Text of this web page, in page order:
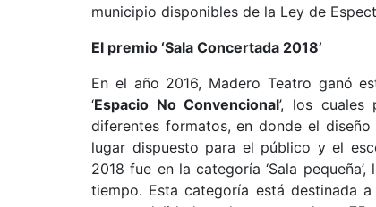
municipio disponibles de la Ley de
El premio ‘Sala Concertada 2018’
En el año 2016, Madero Teatro ganó
‘Espacio No Convencional’, los cuales
diferentes formatos, en donde el
lugar dispuesto para el público y el
2018 fue en la categoría ‘Sala
tiempo. Esta categoría está destinada